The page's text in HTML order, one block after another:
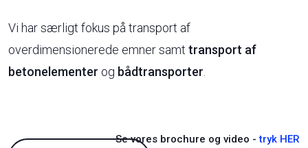
Vi har særligt fokus på transport af
overdimensionerede emner samt transport af
betonelementer og bådtransporter
Se vores brochure og video - tryk HER